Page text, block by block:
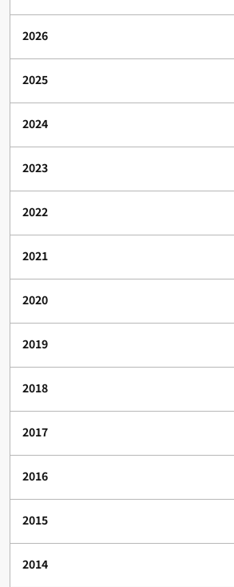
2026
2025
2024
2023
2022
2021
2020
2019
2018
2017
2016
2015
2014